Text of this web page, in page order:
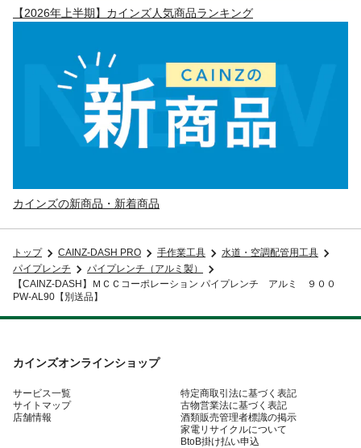
【2026年上半期】カインズ人気商品ランキング
カインズの新商品・新着商品
トップ CAINZ-DASH PRO 手作業工具
水道・空調配管用工具
パイプレンチ
パイプレンチ（アルミ製）
【CAINZ-DASH】ＭＣＣコーポレーション パイプレンチ アルミ ９００
PW-AL90【別送品】
カインズオンラインショップ
サービス一覧
サイトマップ
店舗情報
特定商取引法に基づく表記
古物営業法に基づく表記
酒類販売管理者標識の掲示
家電リサイクルについて
BtoB掛け払い申込